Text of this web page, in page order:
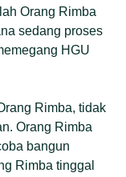
Orang Rimba
sedang proses
HGU
Rimba, tidak
Orang Rimba
bangun
Rimba tinggal